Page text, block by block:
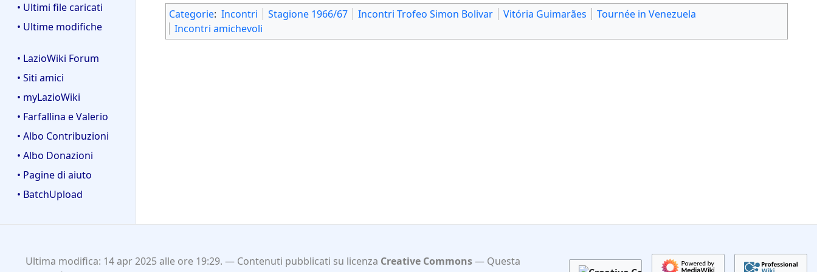
• Ultimi file caricati
• Ultime modifiche
• LazioWiki Forum
• Siti amici
• myLazioWiki
• Farfallina e Valerio
• Albo Contribuzioni
• Albo Donazioni
• Pagine di aiuto
• BatchUpload
Categorie: Incontri Stagione 1966/67 Incontri Trofeo Simon Bolivar Vitória Guimarães
Tournée in Venezuela
Incontri amichevoli
Ultima modifica: 14 apr 2025 alle ore 19:29. Contenuti pubblicati su licenza Creative Commons
Questa